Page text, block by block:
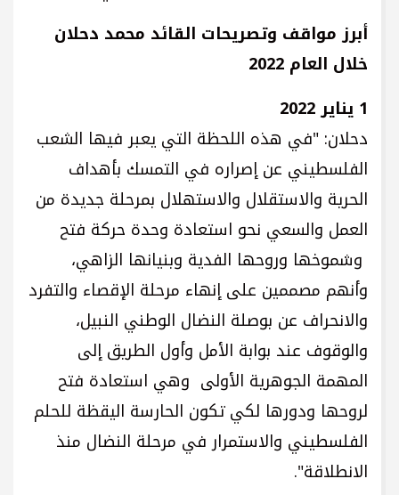
أبرز مواقف وتصريحات القائد محمد دحلان
خلال العام 2022
1 يناير 2022
دحلان: "في هذه اللحظة التي يعبر فيها الشعب
الفلسطيني عن إصراره في التمسك بأهداف
الحرية والاستقلال والاستهلال بمرحلة جديدة من
العمل والسعي نحو استعادة وحدة حركة فتح
وشموخها وروحها الفدية وبنيانها الزاهي،
وأنهم مصممين على إنهاء مرحلة الإقصاء والتفرد
والانحراف عن بوصلة النضال الوطني النبيل،
والوقوف عند بوابة الأمل وأول الطريق إلى
المهمة الجوهرية الأولى وهي استعادة فتح
لروحها ودورها لكي تكون الحارسة اليقظة للحلم
الفلسطيني والاستمرار في مرحلة النضال منذ
الانطلاقة".